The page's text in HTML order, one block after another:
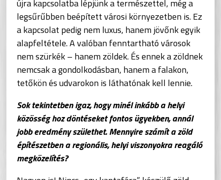
újra kapcsolatba lépjünk a természettel, még a
legsűrűbben beépített városi környezetben is. Ez
a kapcsolat pedig nem luxus, hanem jövőnk egyik
alapfeltétele. A valóban fenntartható városok
nem szürkék – hanem zöldek. És ennek a zöldnek
nemcsak a gondolkodásban, hanem a falakon,
tetőkön és udvarokon is láthatónak kell lennie.
Sok tekintetben igaz, hogy minél inkább a helyi
közösség hoz döntéseket fontos ügyekben, annál
jobb eredmény születhet. Mennyire számít a zöld
építészetben a regionális, helyi viszonyokra reagáló
megközelítés?